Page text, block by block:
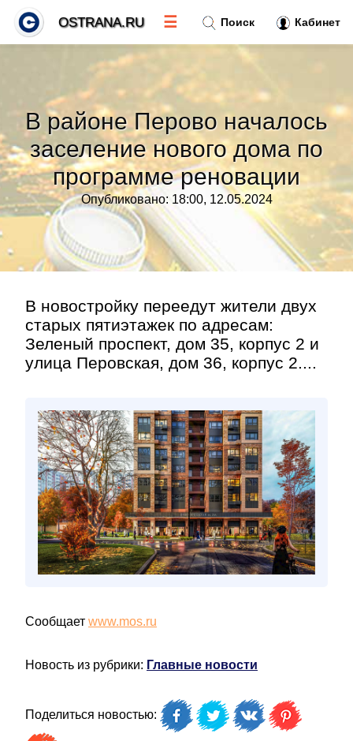
В районе Перово началось
заселение нового дома по
программе реновации
Опубликовано: 18:00, 12.05.2024
В новостройку переедут жители двух
старых пятиэтажек по адресам:
Зеленый проспект, дом 35, корпус 2 и
улица Перовская, дом 36, корпус 2....
Сообщает www.mos.ru
Новость из рубрики: Главные новости
Поделиться новостью:
Поиск Кабинет
OSTRANA.RU ☰
Тренды новостей
Рубрики»
Правила
Контакт»